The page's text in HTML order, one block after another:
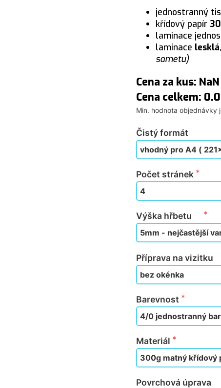
jednostranný
křídový papír
laminace
laminace lesklá
sametu)
Cena za kus:
Cena celkem:
Min. hodnota objednávky
Čistý formát
Počet stránek
Výška hřbetu
Příprava na vizitku
Barevnost
Materiál
Povrchová úprava